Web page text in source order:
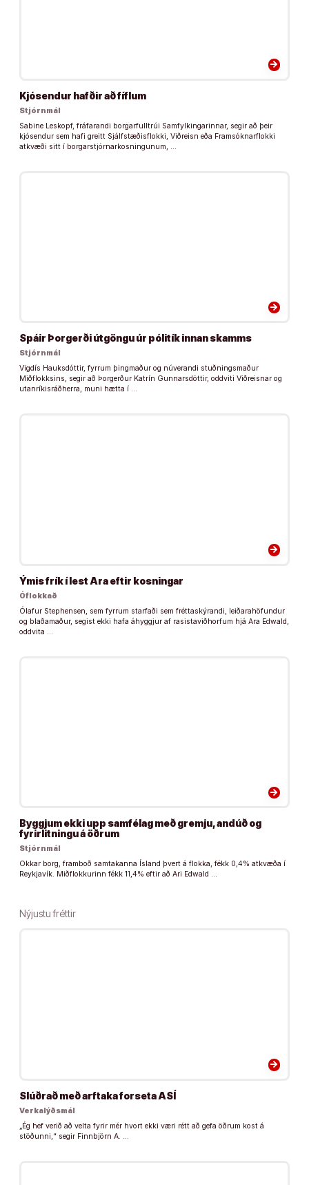
arrow_forward
Kjósendur hafðir að fíflum
Stjórnmál
Sabine Leskopf, fráfarandi borgarfulltrúi Samfylkingarinnar, segir að þeir
kjósendur sem hafi greitt Sjálfstæðisflokki, Viðreisn eða Framsóknarflokki
atkvæði sitt í borgarstjórnarkosningunum, …
arrow_forward
Spáir Þorgerði útgöngu úr pólitík innan skamms
Stjórnmál
Vigdís Hauksdóttir, fyrrum þingmaður og núverandi stuðningsmaður
Miðflokksins, segir að Þorgerður Katrín Gunnarsdóttir, oddviti Viðreisnar og
utanríkisráðherra, muni hætta í …
arrow_forward
Ýmis frík í lest Ara eftir kosningar
Óflokkað
Ólafur Stephensen, sem fyrrum starfaði sem fréttaskýrandi, leiðarahöfundur
og blaðamaður, segist ekki hafa áhyggjur af rasistaviðhorfum hjá Ara Edwald,
oddvita …
arrow_forward
Byggjum ekki upp samfélag með gremju, andúð og
fyrirlitningu á öðrum
Stjórnmál
Okkar borg, framboð samtakanna Ísland þvert á flokka, fékk 0,4% atkvæða í
Reykjavík. Miðflokkurinn fékk 11,4% eftir að Ari Edwald …
Nýjustu fréttir
arrow_forward
Slúðrað með arftaka forseta ASÍ
Verkalýðsmál
„Ég hef verið að velta fyrir mér hvort ekki væri rétt að gefa öðrum kost á
stöðunni,“ segir Finnbjörn A. …